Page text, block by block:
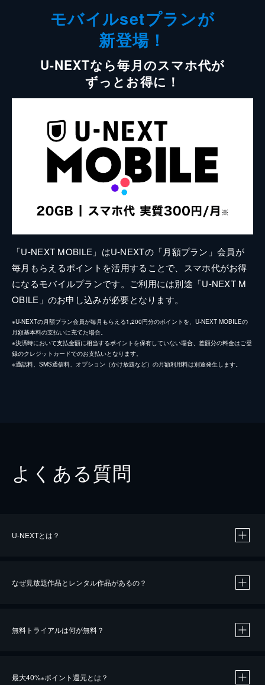
モバイルsetプランが
新登場！
U-NEXTなら毎月のスマホ代が
ずっとお得に！
「U-NEXT MOBILE」はU-NEXTの「月額プラン」会員が
毎月もらえるポイントを活用することで、スマホ代がお得
になるモバイルプランです。ご利用には別途「U-NEXT M
OBILE」のお申し込みが必要となります。
※U-NEXTの月額プラン会員が毎月もらえる1,200円分のポイントを、U-NEXT MOBILEの
月額基本料の支払いに充てた場合。
※決済時において支払金額に相当するポイントを保有していない場合、差額分の料金はご登
録のクレジットカードでのお支払いとなります。
※通話料、SMS通信料、オプション（かけ放題など）の月額利用料は別途発生します。
よくある質問
U-NEXTとは？
なぜ見放題作品とレンタル作品があるの？
無料トライアルは何が無料？
最大40%※ポイント還元とは？